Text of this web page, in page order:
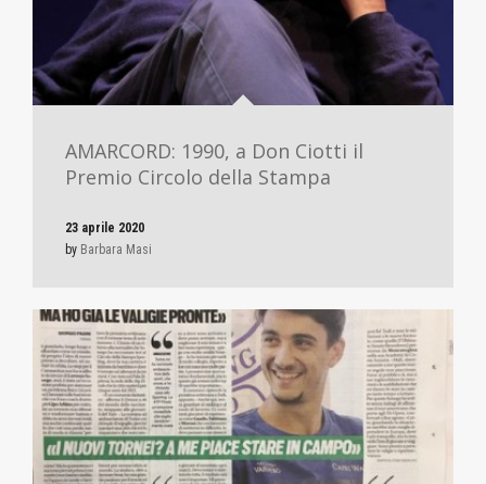
AMARCORD: 1990, a Don Ciotti il
Premio Circolo della Stampa
23 aprile 2020
by Barbara Masi